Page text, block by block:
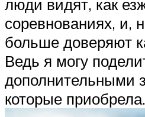
люди видят, как
соревнованиях, и,
больше доверяют
Ведь я могу
дополнительными
которые приобрела.